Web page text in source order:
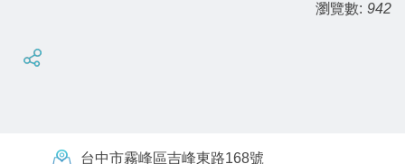
瀏覽數: 942
台中市霧峰區吉峰東路168號